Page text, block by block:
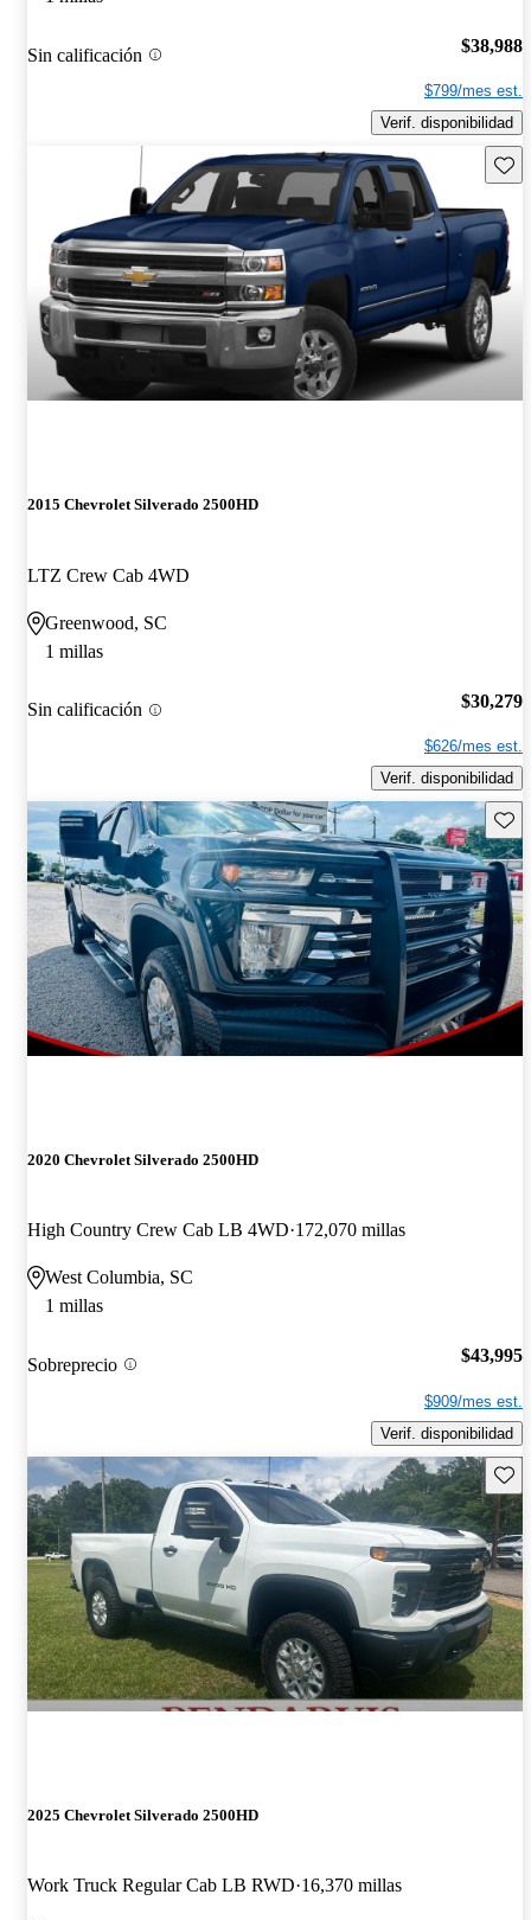
Sin calificación $38,988
$799/mes est.
Verif. disponibilidad
2015 Chevrolet Silverado 2500HD
LTZ Crew Cab 4WD
Greenwood, SC
1 millas
Sin calificación $30,279
$626/mes est.
Verif. disponibilidad
2020 Chevrolet Silverado 2500HD
High Country Crew Cab LB 4WD 172,070 millas
West Columbia, SC
1 millas
Sobreprecio $43,995
$909/mes est.
Verif. disponibilidad
2025 Chevrolet Silverado 2500HD
Work Truck Regular Cab LB RWD 16,370 millas